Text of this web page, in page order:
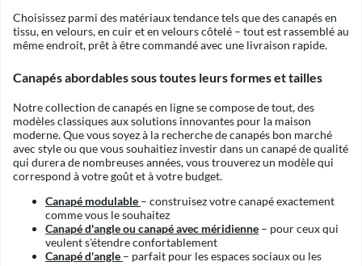
Choisissez parmi des matériaux tendance tels que des canapés en
tissu, en velours, en cuir et en velours côtelé – tout est rassemblé au
même endroit, prêt à être commandé avec une livraison rapide.
Canapés abordables sous toutes leurs formes et tailles
Notre collection de canapés en ligne se compose de tout, des
modèles classiques aux solutions innovantes pour la maison
moderne. Que vous soyez à la recherche de canapés bon marché
avec style ou que vous souhaitiez investir dans un canapé de qualité
qui durera de nombreuses années, vous trouverez un modèle qui
correspond à votre goût et à votre budget.
Canapé modulable – construisez votre canapé exactement
comme vous le souhaitez
Canapé d'angle ou canapé avec méridienne – pour ceux qui
veulent s'étendre confortablement
Canapé d'angle – parfait pour les espaces sociaux ou les